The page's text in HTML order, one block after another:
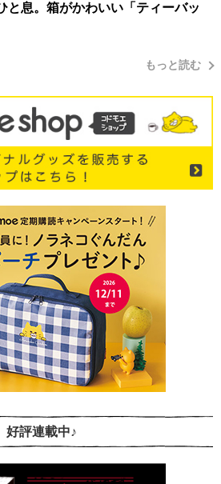
と息。箱がかわいい「ティーバッ
もっと読む
好評連載中♪